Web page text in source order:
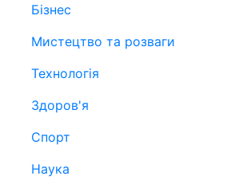
Бізнес
Мистецтво та розваги
Технологія
Здоров'я
Спорт
Наука